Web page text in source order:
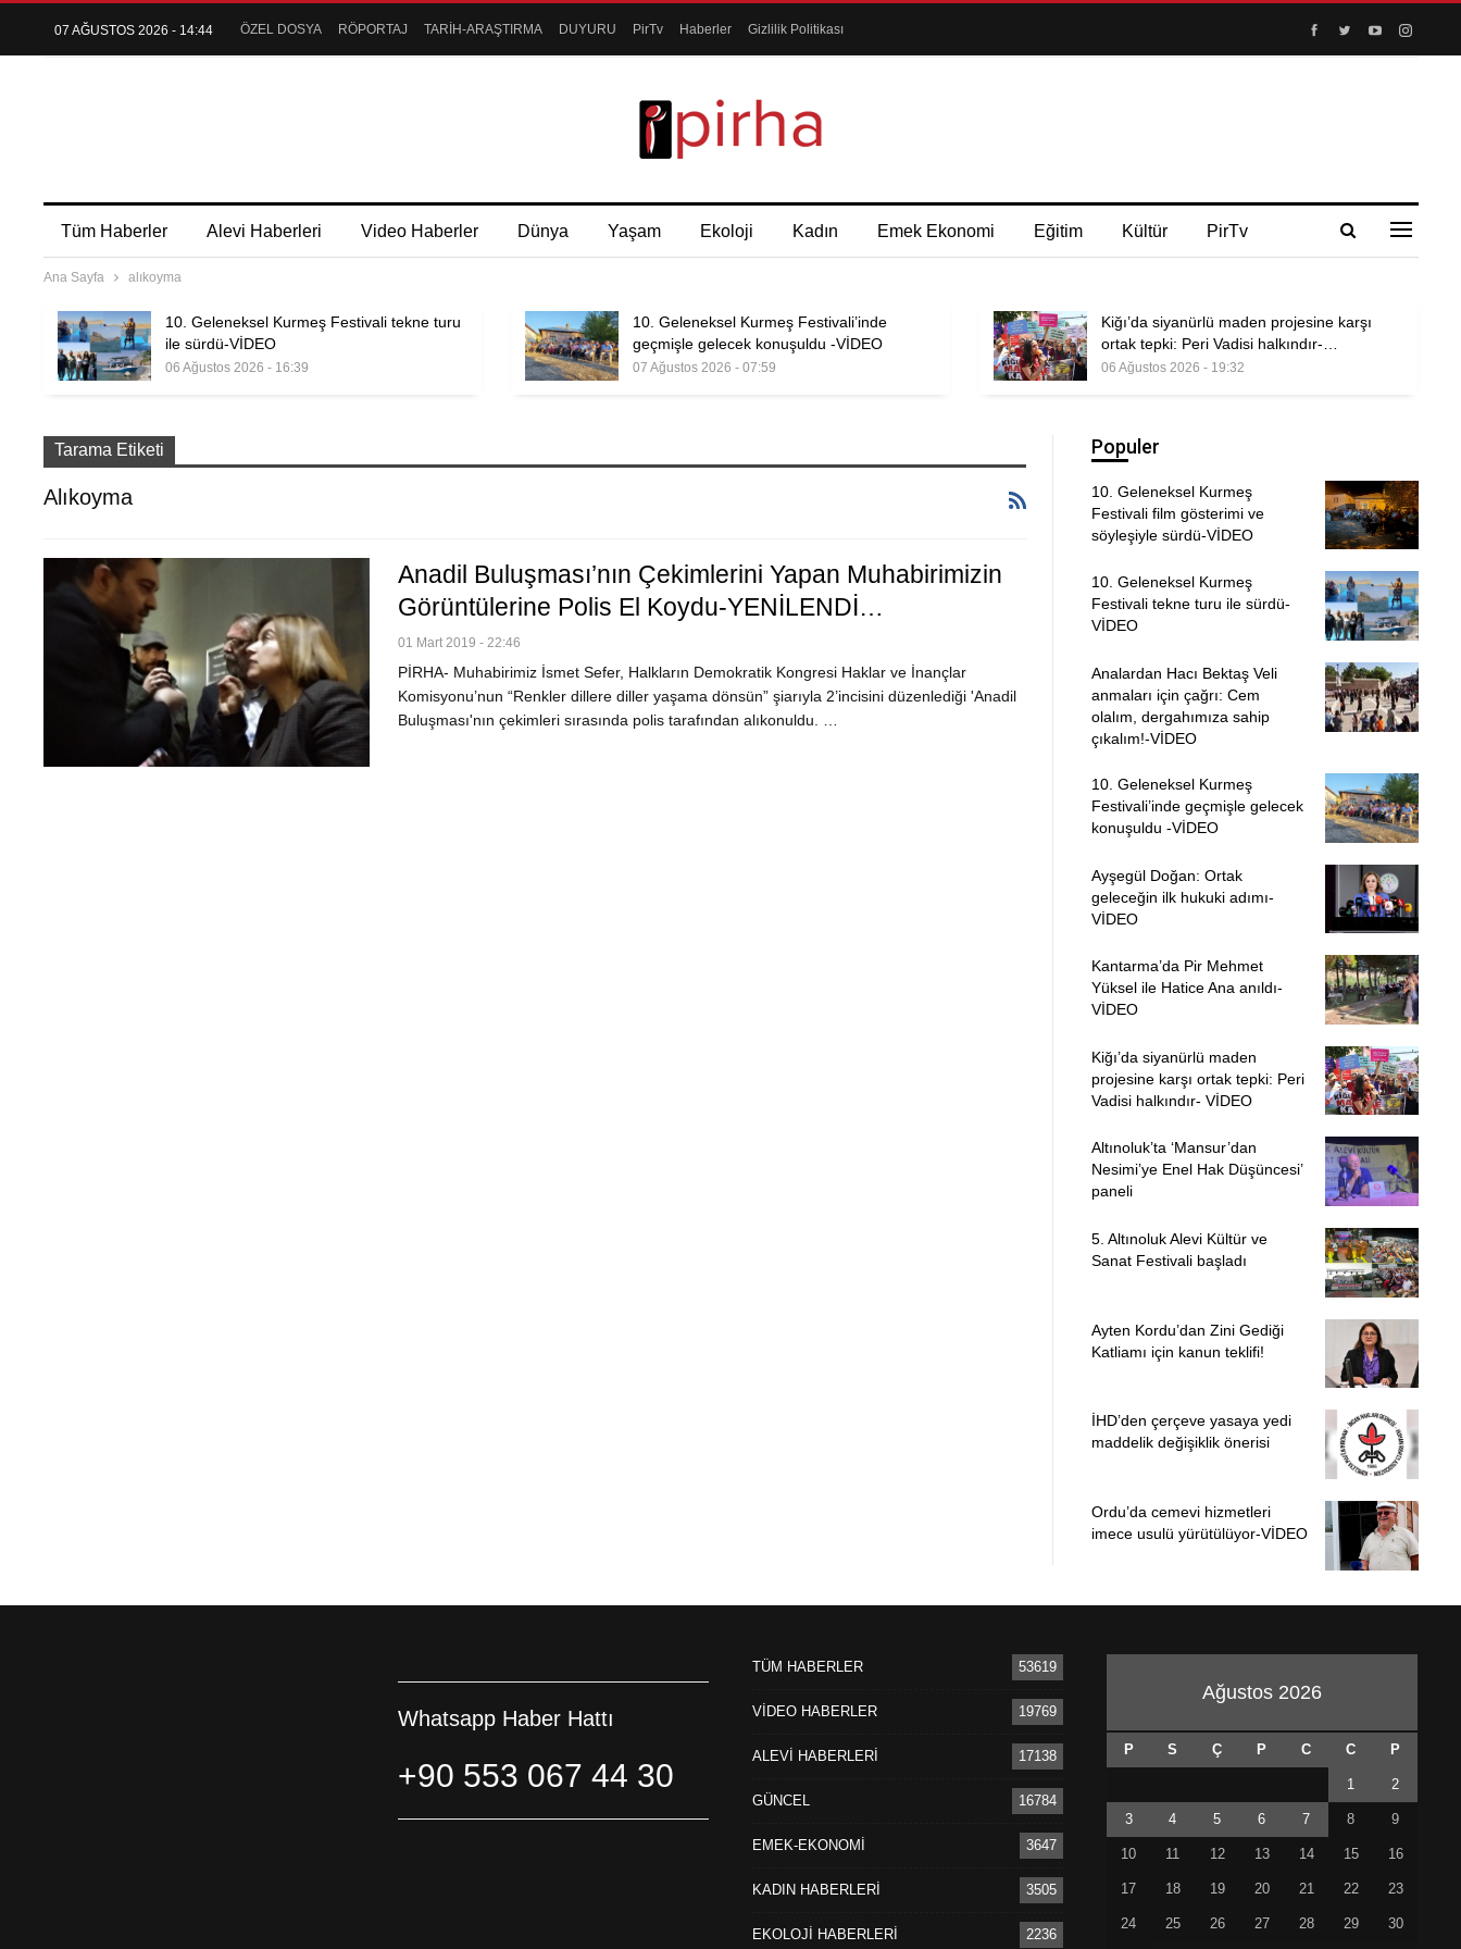
07 AĞUSTOS 2026 - 14:44 ÖZEL DOSYA RÖPORTAJ TARİH-ARAŞTIRMA DUYURU PirTv Haberler Gizlilik Politikası
Tüm Haberler Alevi Haberleri Video Haberler Dünya Yaşam Ekoloji Kadın Emek Ekonomi Eğitim Kültür PirTv
Ana Sayfa alıkoyma
10. Geleneksel Kurmeş Festivali tekne turu
ile sürdü-VİDEO
06 Ağustos 2026 - 16:39
10. Geleneksel Kurmeş Festivali’inde
geçmişle gelecek konuşuldu -VİDEO
07 Ağustos 2026 - 07:59
Kiğı’da siyanürlü maden projesine karşı
ortak tepki: Peri Vadisi halkındır-…
06 Ağustos 2026 - 19:32
Tarama Etiketi
Alıkoyma
Anadil Buluşması’nın Çekimlerini Yapan Muhabirimizin
Görüntülerine Polis El Koydu-YENİLENDİ…
01 Mart 2019 - 22:46
PİRHA- Muhabirimiz İsmet Sefer, Halkların Demokratik Kongresi Haklar ve İnançlar
Komisyonu’nun “Renkler dillere diller yaşama dönsün” şiarıyla 2’incisini düzenlediği 'Anadil
Buluşması'nın çekimleri sırasında polis tarafından alıkonuldu. …
Populer
10. Geleneksel Kurmeş
Festivali film gösterimi ve
söyleşiyle sürdü-VİDEO
10. Geleneksel Kurmeş
Festivali tekne turu ile sürdü-
VİDEO
Analardan Hacı Bektaş Veli
anmaları için çağrı: Cem
olalım, dergahımıza sahip
çıkalım!-VİDEO
10. Geleneksel Kurmeş
Festivali’inde geçmişle gelecek
konuşuldu -VİDEO
Ayşegül Doğan: Ortak
geleceğin ilk hukuki adımı-
VİDEO
Kantarma’da Pir Mehmet
Yüksel ile Hatice Ana anıldı-
VİDEO
Kiğı’da siyanürlü maden
projesine karşı ortak tepki: Peri
Vadisi halkındır- VİDEO
Altınoluk’ta ‘Mansur’dan
Nesimi’ye Enel Hak Düşüncesi’
paneli
5. Altınoluk Alevi Kültür ve
Sanat Festivali başladı
Ayten Kordu’dan Zini Gediği
Katliamı için kanun teklifi!
İHD’den çerçeve yasaya yedi
maddelik değişiklik önerisi
Ordu’da cemevi hizmetleri
imece usulü yürütülüyor-VİDEO
Whatsapp Haber Hattı
+90 553 067 44 30
TÜM HABERLER 53619
VİDEO HABERLER 19769
ALEVİ HABERLERİ 17138
GÜNCEL 16784
EMEK-EKONOMİ 3647
KADIN HABERLERİ 3505
EKOLOJİ HABERLERİ 2236
Ağustos 2026
P S Ç P C C P
1 2
3 4 5 6 7 8 9
10 11 12 13 14 15 16
17 18 19 20 21 22 23
24 25 26 27 28 29 30